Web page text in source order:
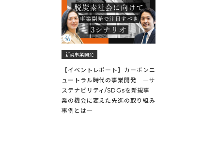
新規事業開発
【イベントレポート】カーボンニ
ュートラル時代の事業開発 ―サ
ステナビリティ/SDGsを新規事
業の機会に変えた先進の取り組み
事例とは―